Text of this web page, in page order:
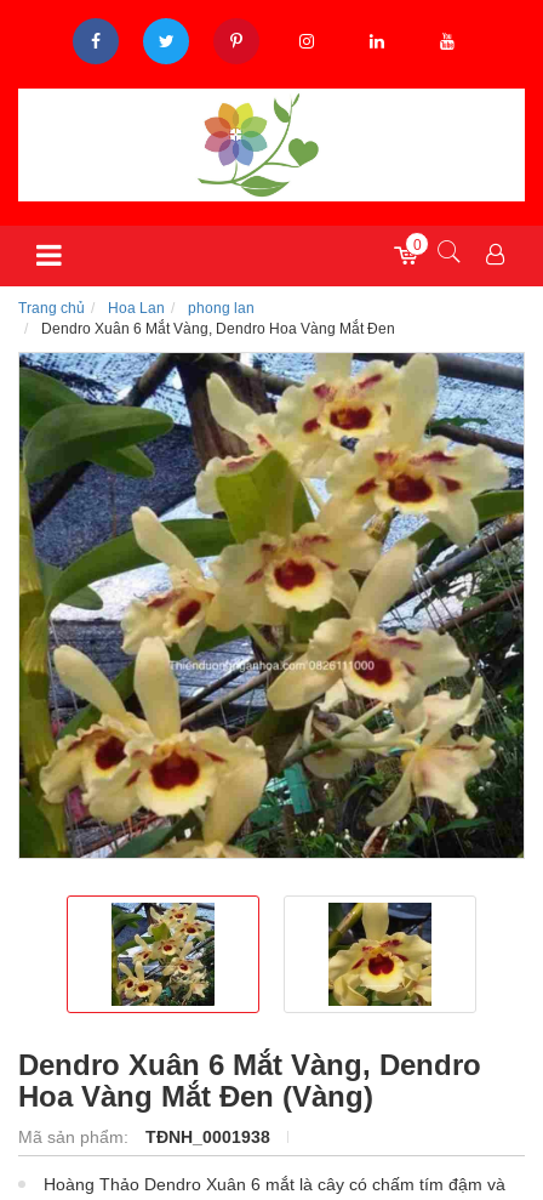
0
Trang chủ Hoa Lan
phong lan
Dendro Xuân 6 Mắt Vàng, Dendro Hoa Vàng Mắt Đen
Dendro Xuân 6 Mắt Vàng, Dendro
Hoa Vàng Mắt Đen (Vàng)
Mã sản phẩm: TĐNH_0001938
Hoàng Thảo Dendro Xuân 6 mắt là cây có chấm tím đậm và